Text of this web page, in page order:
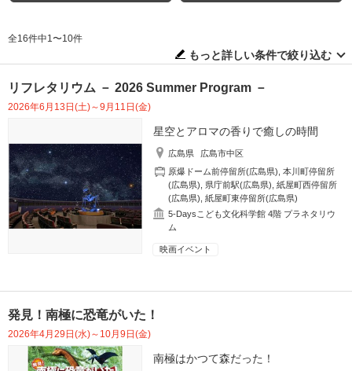
全16件中1〜10件
もっと詳しい条件で絞り込む
リフレタリウム － 2026 Summer Program －
2026年6月13日(土)～9月11日(金)
星空とアロマの香りで癒しの時間
広島県
広島市中区
原爆ドーム前停留所(広島県) ,本川町停留所
(広島県)
県庁前駅(広島県) ,紙屋町西停留所
(広島県) ,紙屋町東停留所(広島県)
5-Daysこども文化科学館 4階 プラネタリウ
ム
映画イベント
発見！南極に恐竜がいた！
2026年4月29日(水)～10月9日(金)
南極はかつて森だった！